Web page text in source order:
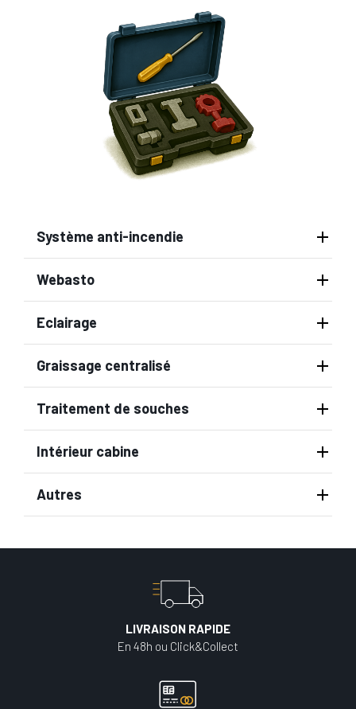
Système anti-incendie
Webasto
Eclairage
Graissage centralisé
Traitement de souches
Intérieur cabine
Autres
LIVRAISON RAPIDE
En 48h ou Click&Collect